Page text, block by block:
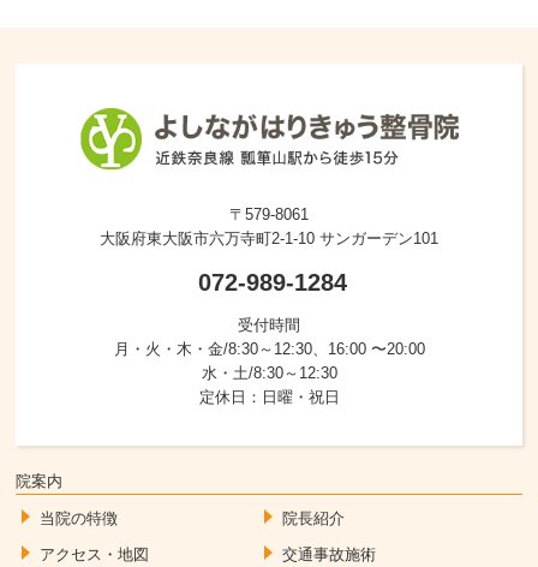
〒579-8061
大阪府東大阪市六万寺町2-1-10 サンガーデン101
072-989-1284
受付時間
月・火・木・金/8:30～12:30、16:00 〜20:00
水・土/8:30～12:30
定休日：日曜・祝日
院案内
当院の特徴
院長紹介
アクセス・地図
交通事故施術